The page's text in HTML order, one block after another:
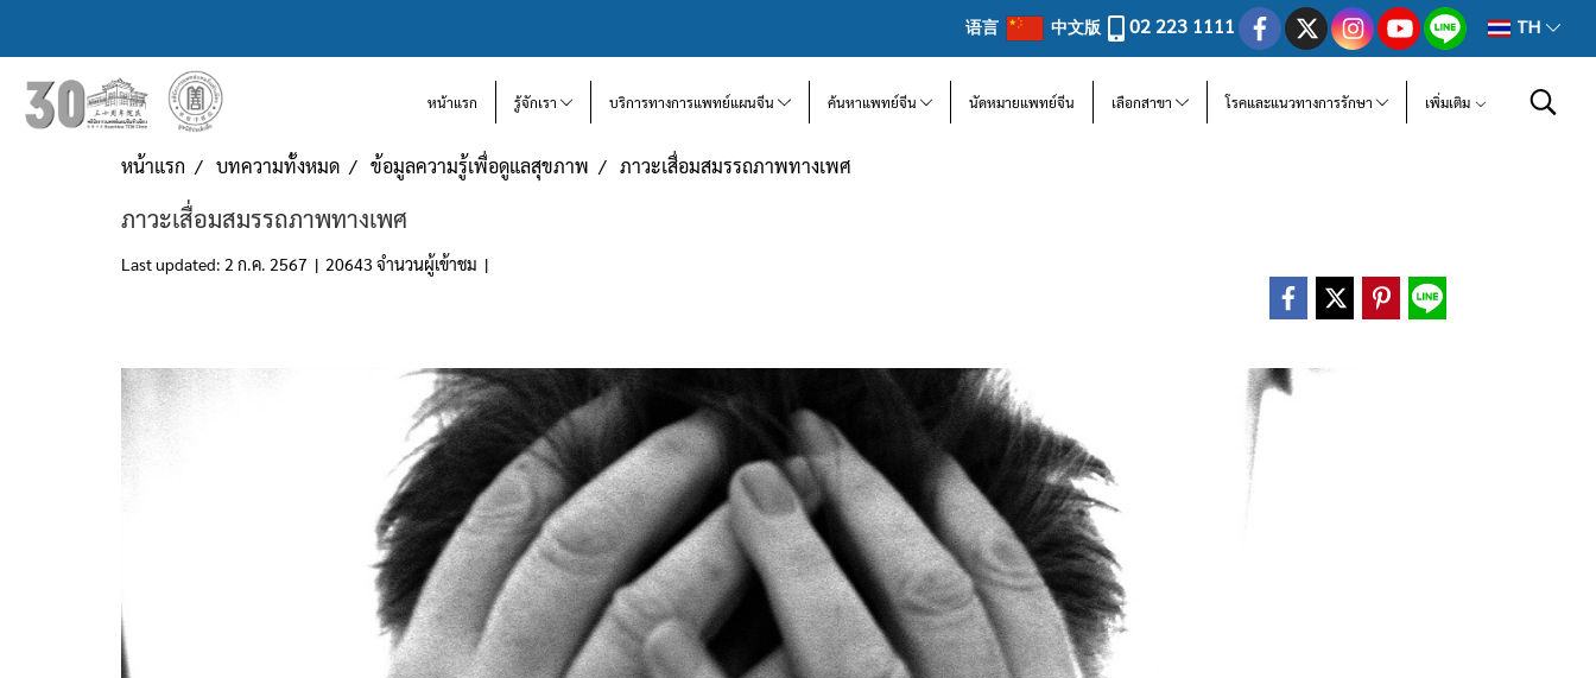
语言 中文版 02 223 1111 TH
หน้าแรก รู้จักเรา บริการทางการแพทย์แผนจีน ค้นหาแพทย์จีน นัดหมายแพทย์จีน เลือกสาขา โรคและแนวทางการรักษา เพิ่มเติม
หน้าแรก บทความทั้งหมด ข้อมูลความรู้เพื่อดูแลสุขภาพ ภาวะเสื่อมสมรรถภาพทางเพศ
ภาวะเสื่อมสมรรถภาพทางเพศ
Last updated: 2 ก.ค. 2567 | 20643 จำนวนผู้เข้าชม |